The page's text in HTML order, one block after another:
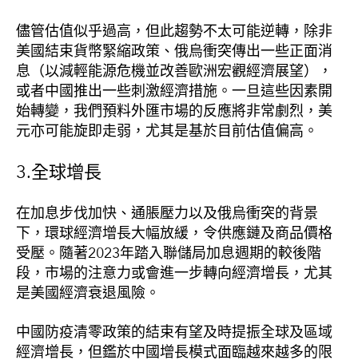
儘管估值似乎過高，但此趨勢不太可能逆轉，除非
美國結束貨幣緊縮政策、俄烏衝突傳出一些正面消
息（以減輕能源危機並改善歐洲宏觀經濟展望），
或者中國推出一些刺激經濟措施。一旦這些因素開
始轉變，我們預料外匯市場的反應將非常劇烈，美
元亦可能旋即走弱，尤其是基於目前估值偏高。
3.全球增長
在加息步伐加快、通脹壓力以及俄烏衝突的背景
下，環球經濟增長大幅放緩，令供應鏈及商品價格
受壓。隨著2023年踏入聯儲局加息週期的較後階
段，市場的注意力或會進一步轉向經濟增長，尤其
是美國經濟衰退風險。
中國防疫清零政策的結束有望及時提振全球及區域
經濟增長，但鑑於中國增長模式面臨越來越多的限